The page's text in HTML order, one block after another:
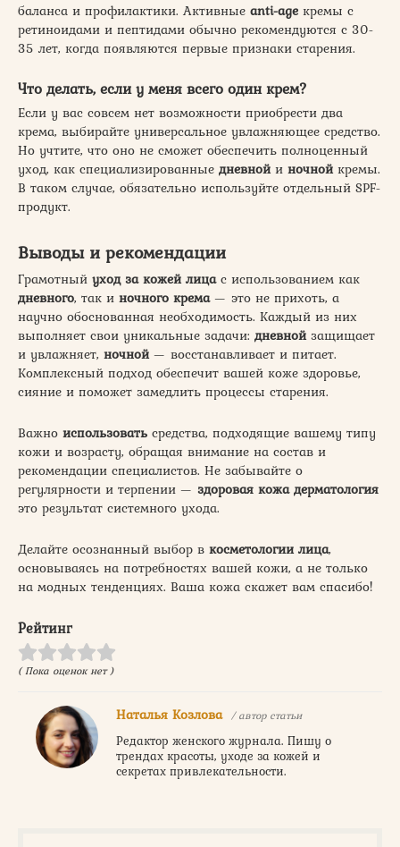
баланса и профилактики. Активные anti-age кремы с
ретиноидами и пептидами обычно рекомендуются с 30-
35 лет, когда появляются первые признаки старения.
Что делать, если у меня всего один крем?
Если у вас совсем нет возможности приобрести два
крема, выбирайте универсальное увлажняющее средство.
Но учтите, что оно не сможет обеспечить полноценный
уход, как специализированные дневнойи ночнойкремы.
В таком случае, обязательно используйте отдельный SPF-
продукт.
Выводы и рекомендации
Грамотный уход за кожей лицас использованием как
дневного, так и ночного крема— это не прихоть, а
научно обоснованная необходимость. Каждый из них
выполняет свои уникальные задачи: дневнойзащищает
и увлажняет, ночной— восстанавливает и питает.
Комплексный подход обеспечит вашей коже здоровье,
сияние и поможет замедлить процессы старения.
Важно использовать средства, подходящие вашему типу
кожи и возрасту, обращая внимание на состав и
рекомендации специалистов. Не забывайте о
регулярности и терпении — здоровая кожа дерматология
это результат системного ухода.
Делайте осознанный выбор в косметологии лица,
основываясь на потребностях вашей кожи, а не только
на модных тенденциях. Ваша кожа скажет вам спасибо!
Рейтинг
( Пока оценок нет )
Наталья Козлова / автор статьи
Редактор женского журнала. Пишу о
трендах красоты, уходе за кожей и
секретах привлекательности.